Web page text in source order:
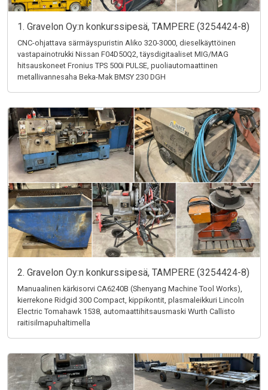
1. Gravelon Oy:n konkurssipesä, TAMPERE (3254424-8)
CNC-ohjattava särmäyspuristin Aliko 320-3000, dieselkäyttöinen
vastapainotrukki Nissan F04D50Q2, täysdigitaaliset MIG/MAG
hitsauskoneet Fronius TPS 500i PULSE, puoliautomaattinen
metallivannesaha Beka-Mak BMSY 230 DGH
2. Gravelon Oy:n konkurssipesä, TAMPERE (3254424-8)
Manuaalinen kärkisorvi CA6240B (Shenyang Machine Tool Works),
kierrekone Ridgid 300 Compact, kippikontit, plasmaleikkuri Lincoln
Electric Tomahawk 1538, automaattihitsausmaski Wurth Callisto
raitisilmapuhaltimella